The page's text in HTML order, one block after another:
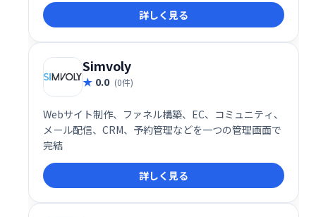
詳しく見る
Simvoly
0.0 (0件)
Webサイト制作、ファネル構築、EC、コミュニティ、
メール配信、CRM、予約管理などを一つの管理画面で
完結
詳しく見る